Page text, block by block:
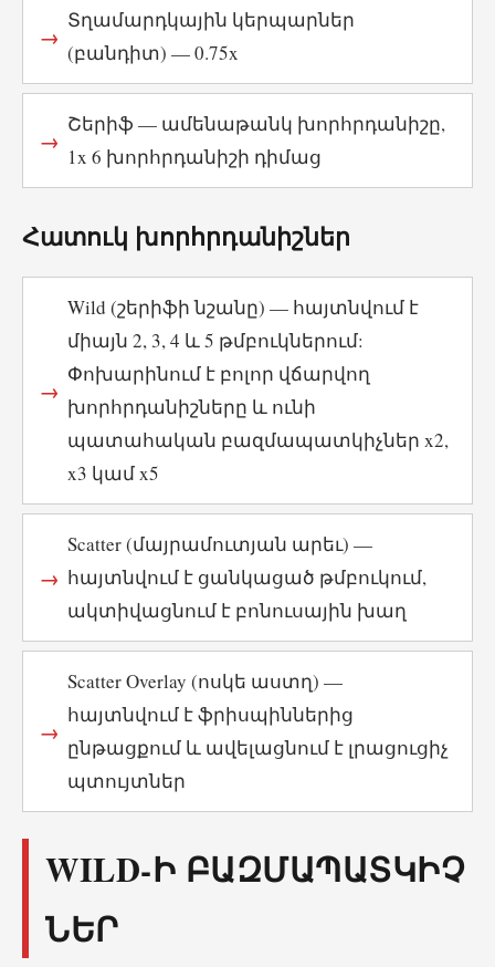
Տղամարդկային կերպարներ
(բանդիտ) — 0.75x
Շերիֆ — ամենաթանկ խորհրդանիշը,
1x 6 խորհրդանիշի դիմաց
Հատուկ խորհրդանիշներ
Wild (շերիֆի նշանը) — հայտնվում է
միայն 2, 3, 4 և 5 թմբուկներում:
Փոխարինում է բոլոր վճարվող
խորհրդանիշները և ունի
պատահական բազմապատկիչներ x2,
x3 կամ x5
Scatter (մայրամուտյան արեւ) —
հայտնվում է ցանկացած թմբուկում,
ակտիվացնում է բոնուսային խաղ
Scatter Overlay (ոսկե աստղ) —
հայտնվում է ֆրիսպիններից
ընթացքում և ավելացնում է լրացուցիչ
պտույտներ
WILD-Ի ԲԱԶՄԱՊԱՏԿԻՉ
ՆԵՐ